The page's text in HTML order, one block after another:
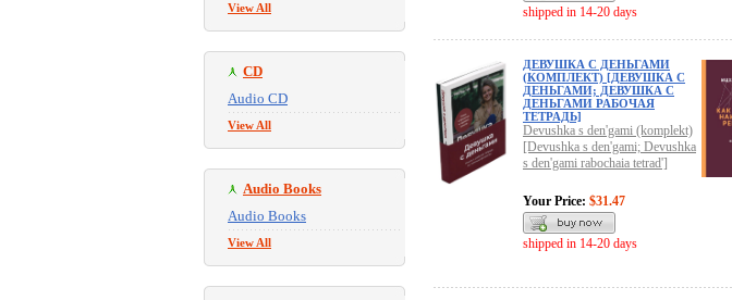
View All
CD
Audio CD
View All
Audio Books
Audio Books
View All
shipped in 14-20 days
ДЕВУШКА С ДЕНЬГАМИ
(КОМПЛЕКТ) [ДЕВУШКА С
ДЕНЬГАМИ; ДЕВУШКА С
ДЕНЬГАМИ РАБОЧАЯ
ТЕТРАДЬ]
Devushka s den'gami (komplekt)
[Devushka s den'gami; Devushka
s den'gami rabochaia tetrad']
Your Price: $31.47
shipped in 14-20 days